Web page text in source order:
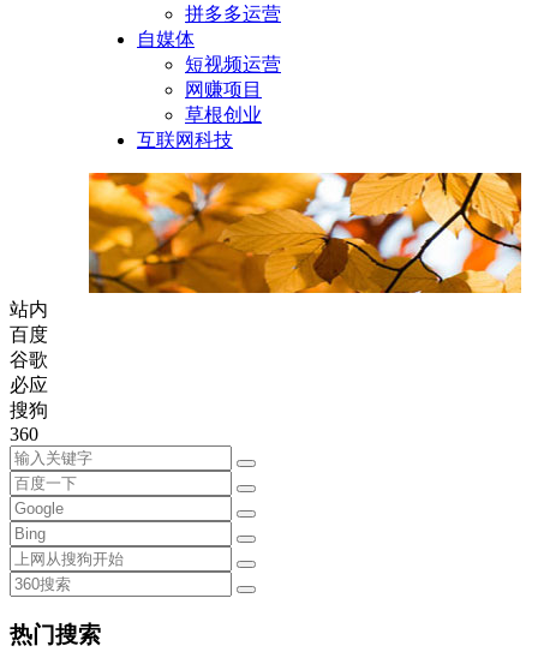
拼多多运营
自媒体
短视频运营
网赚项目
草根创业
互联网科技
站内
百度
谷歌
必应
搜狗
360
热门搜索